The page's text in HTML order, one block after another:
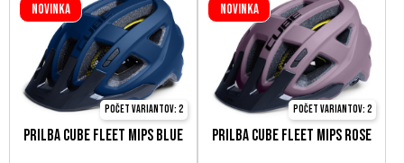
Prilba CUBE Fleet MIPS blue
Novinka
Počet variantov: 2
Prilba CUBE Fleet MIPS rose
Novinka
Počet variantov: 2